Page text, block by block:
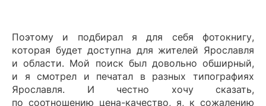
Поэтому и подбирал я для себя фотокнигу,
которая будет доступна для жителей Ярославля
и области. Мой поиск был довольно обширный,
и я смотрел и печатал в разных типографиях
Ярославля. И честно хочу сказать,
по соотношению цена-качество, я, к сожалению